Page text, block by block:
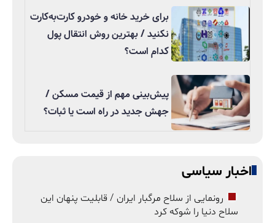
برای خرید خانه و خودرو کارت‌به‌کارت
نکنید / بهترین روش انتقال پول
کدام است؟
پیش‌بینی مهم از قیمت مسکن /
جهش جدید در راه است یا ثبات؟
اخبار سیاسی
رونمایی از سلاح مرگبار ایران / قابلیت پنهان این
سلاح دنیا را شوکه کرد